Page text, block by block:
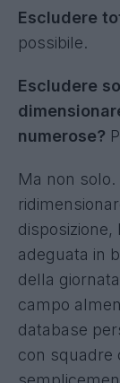
Novità
Da
provenienti
giocare.
Escludere
possibile.
Escludere
numerose?